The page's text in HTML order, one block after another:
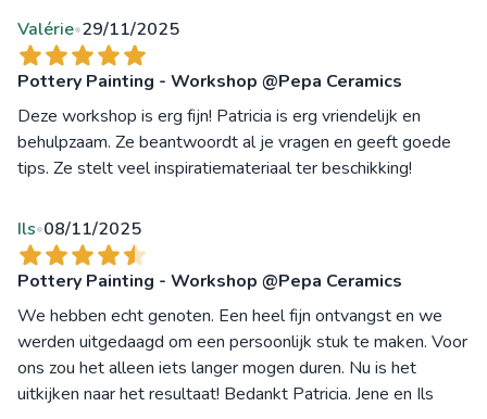
Valérie•29/11/2025
Pottery Painting - Workshop @Pepa Ceramics
Deze workshop is erg fijn! Patricia is erg vriendelijk en
behulpzaam. Ze beantwoordt al je vragen en geeft goede
tips. Ze stelt veel inspiratiemateriaal ter beschikking!
Ils•08/11/2025
Pottery Painting - Workshop @Pepa Ceramics
We hebben echt genoten. Een heel fijn ontvangst en we
werden uitgedaagd om een persoonlijk stuk te maken. Voor
ons zou het alleen iets langer mogen duren. Nu is het
uitkijken naar het resultaat! Bedankt Patricia. Jene en Ils